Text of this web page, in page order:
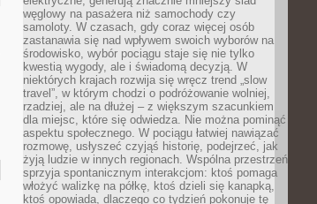
węglowy na pasażera niż samochody czy
samoloty. W czasach, gdy coraz więcej osób
zastanawia się nad wpływem swoich wyborów na
środowisko, wybór pociągu staje się nie tylko
kwestią wygody, ale i świadomą decyzją. W
niektórych krajach rozwija się wręcz trend „slow
travel”, w którym chodzi o podróżowanie wolniej,
rzadziej, ale na dłużej – z większym szacunkiem
dla miejsc, które się odwiedza. Nie można pominąć
aspektu społecznego. W pociągu łatwiej nawiązać
rozmowę, usłyszeć czyjąś historię, podejrzeć, jak
żyją ludzie w innych regionach. Wspólna przestrzeń
sprzyja spontanicznym interakcjom: ktoś pomaga
włożyć walizkę na półkę, ktoś dzieli się kanapką,
ktoś opowiada, dlaczego co tydzień pokonuje tę